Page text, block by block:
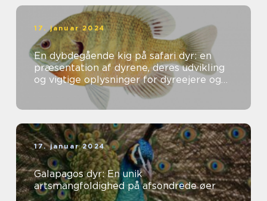
17. januar 2024
En dybdegående kig på safari dyr: en
præsentation af dyrene, deres udvikling
og vigtige oplysninger for dyreejere og
dyreelskere
17. januar 2024
Galapagos dyr: En unik
artsmangfoldighed på afsondrede øer